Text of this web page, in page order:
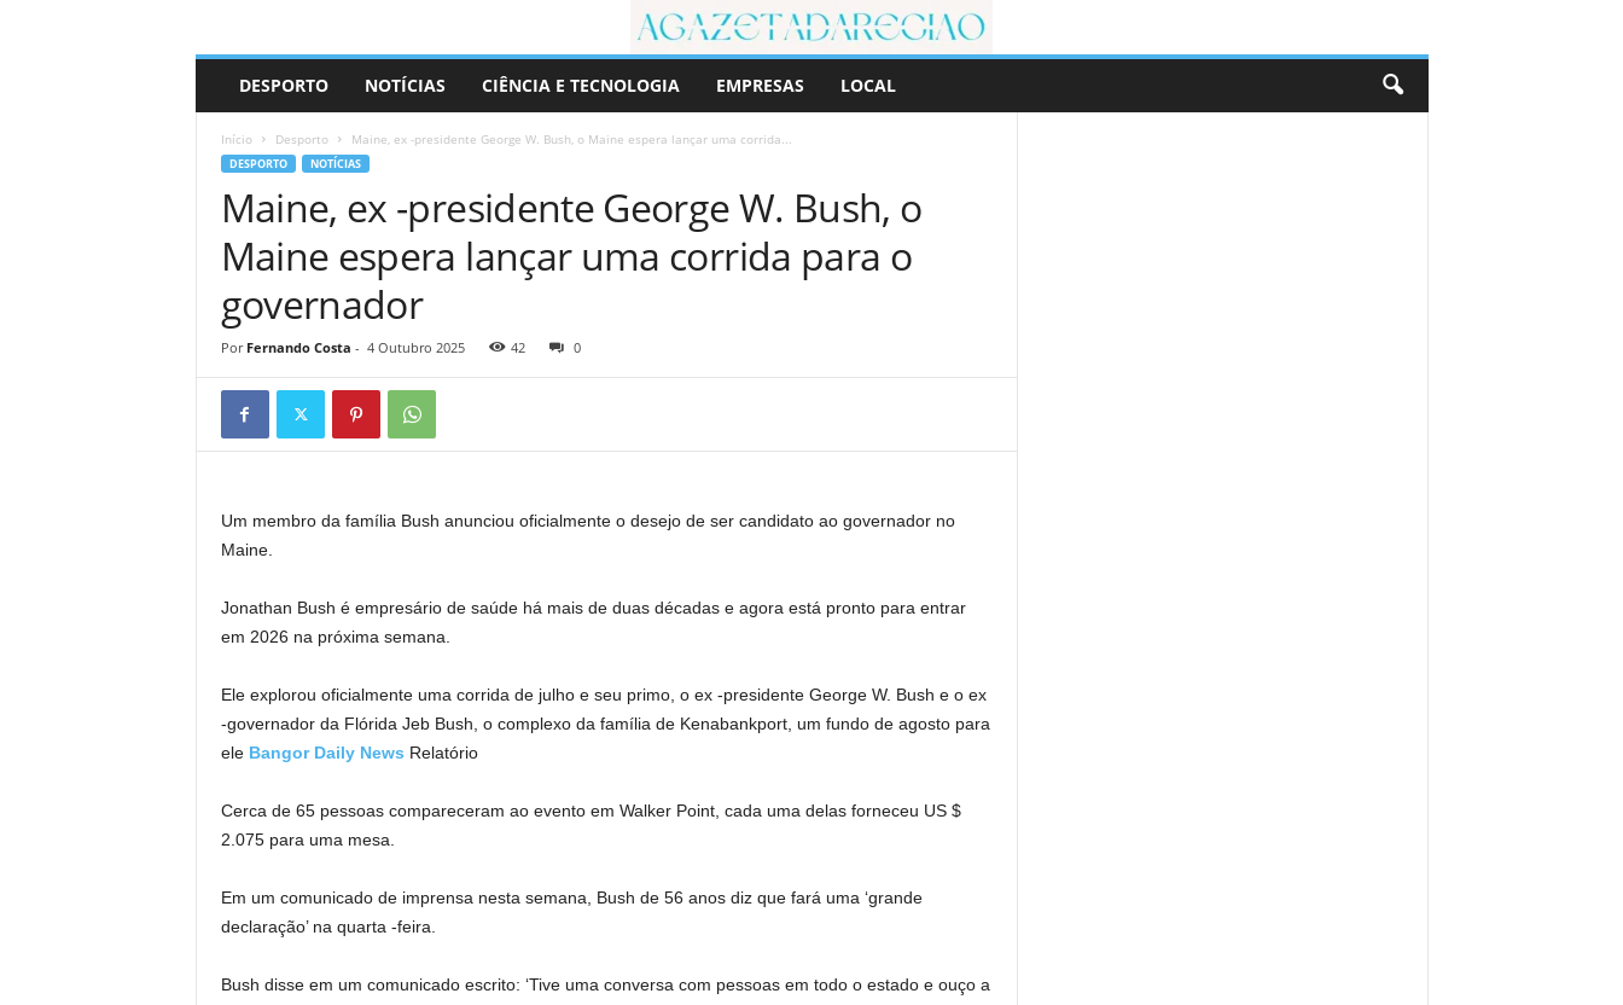
r
DESPORTO NOTÍCIAS CIÊNCIA E TECNOLOGIA EMPRESAS LOCAL
Início Desporto Maine, ex -presidente George W. Bush, o Maine espera lançar uma corrida...
DESPORTO NOTÍCIAS
Maine, ex -presidente George W. Bush, o
Maine espera lançar uma corrida para o
governador
Por Fernando Costa - 4 Outubro 2025 42 0
Um membro da família Bush anunciou oficialmente o desejo de ser candidato ao governador no
Maine.
Jonathan Bush é empresário de saúde há mais de duas décadas e agora está pronto para entrar
em 2026 na próxima semana.
Ele explorou oficialmente uma corrida de julho e seu primo, o ex -presidente George W. Bush e o ex
-governador da Flórida Jeb Bush, o complexo da família de Kenabankport, um fundo de agosto para
ele Bangor Daily News Relatório
Cerca de 65 pessoas compareceram ao evento em Walker Point, cada uma delas forneceu US $
2.075 para uma mesa.
Em um comunicado de imprensa nesta semana, Bush de 56 anos diz que fará uma ‘grande
declaração’ na quarta -feira.
Bush disse em um comunicado escrito: ‘Tive uma conversa com pessoas em todo o estado e ouço a